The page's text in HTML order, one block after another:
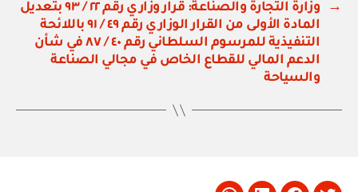
→
وزارة التجارة والصناعة: قرار وزاري رقم ٢٢ / ٩٣ بتعديل
المادة الأولى من القرار الوزاري رقم ٤٩ / ٩١ باللائحة
التنفيذية للمرسوم السلطاني رقم ٤٠ / ٨٧ في شأن
الدعم المالي للقطاع الخاص في مجالي الصناعة
والسياحة